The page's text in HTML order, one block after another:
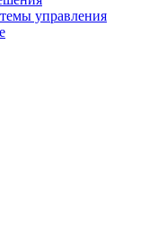
управления